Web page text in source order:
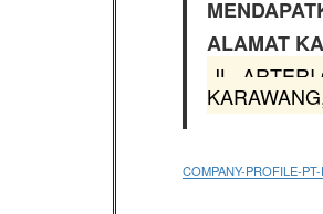
ALAMAT
JL.
COMPANY-PROFILE-